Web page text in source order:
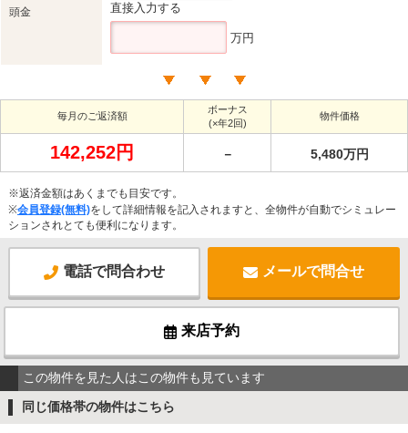
頭金 直接入力する
万円
毎月のご返済額
ボーナス
(×年2回)
物件価格
142,252円 － 5,480万円
※返済金額はあくまでも目安です。
※会員登録(無料)をして詳細情報を記入されますと、全物件が自動でシミュレー
ションされとても便利になります。
電話で問合わせ メールで問合せ
来店予約
この物件を見た人はこの物件も見ています
同じ価格帯の物件はこちら